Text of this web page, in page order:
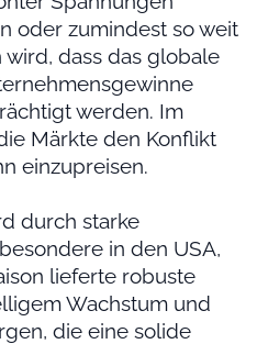
oder zumindest so weit
dass das globale
werden. Im
Märkte den Konflikt
einzupreisen.
durch starke
in den USA,
lieferte robuste
Wachstum und
die eine solide